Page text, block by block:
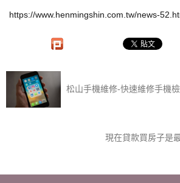
https://www.henmingshin.com.tw/news-
松山手機維修-快速維修手機
現在貸款買房子是